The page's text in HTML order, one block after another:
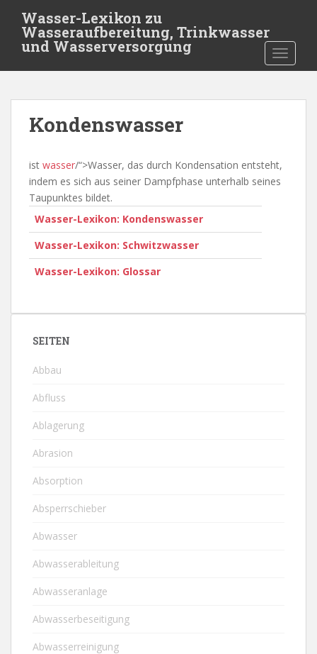
t
Wasser-Lexikon zu
Wasseraufbereitung, Trinkwasser
und Wasserversorgung
Kondenswasser
ist wasser/“>Wasser, das durch Kondensation entsteht,
indem es sich aus seiner Dampfphase unterhalb seines
Taupunktes bildet.
Wasser-Lexikon: Kondenswasser
Wasser-Lexikon: Schwitzwasser
Wasser-Lexikon: Glossar
SEITEN
Abbau
Abfluss
Ablagerung
Abrasion
Absorption
Absperrschieber
Abwasser
Abwasserableitung
Abwasseranlage
Abwasserbeseitigung
Abwasserreinigung